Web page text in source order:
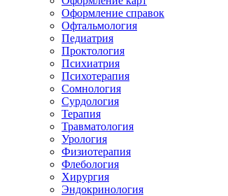
Оформление справок
Офтальмология
Педиатрия
Проктология
Психиатрия
Психотерапия
Сомнология
Сурдология
Терапия
Травматология
Урология
Физиотерапия
Флебология
Хирургия
Эндокринология